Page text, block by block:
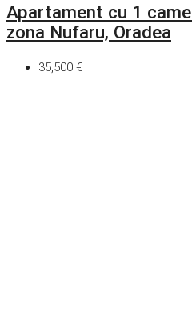
Apartament cu 1
zona Nufaru, Oradea
35,500 €